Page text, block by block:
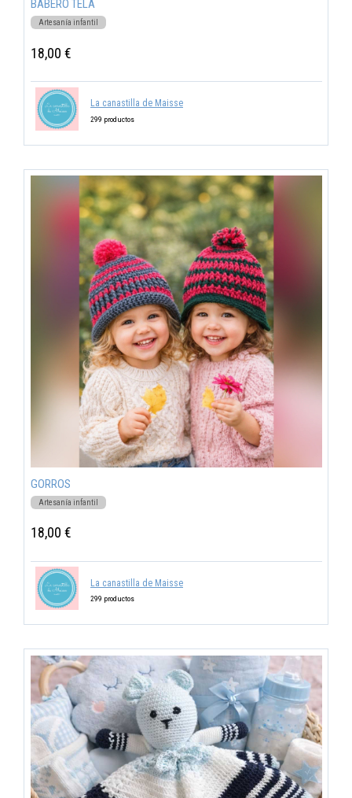
BABERO TELA
Artesanía infantil
18,00 €
La canastilla de Maisse
299 productos
GORROS
Artesanía infantil
18,00 €
La canastilla de Maisse
299 productos